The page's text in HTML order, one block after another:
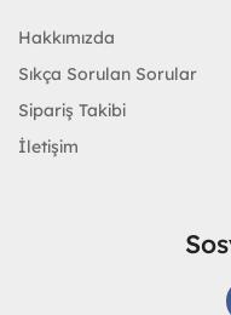
Hakkımızda
Sıkça Sorulan Sorular
Sipariş Takibi
İletişim